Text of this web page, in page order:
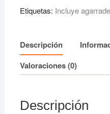
Etiquetas: Incluye
Descripción
Valoraciones (0)
Descripción